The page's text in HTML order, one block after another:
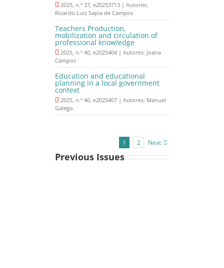
2025, n.º 37, e20253713 | Autores:
Ricardo Luiz Sapia de Campos
Teachers Production,
mobilization and circulation of
professional knowledge
2025, n.º 40, e2025404 | Autores: Joana
Campos
Education and educational
planning in a local government
context
2025, n.º 40, e2025407 | Autores: Manuel
Galego
1 2 Next
Previous Issues